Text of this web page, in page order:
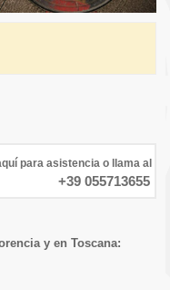
para asistencia o llama al
+39 055713655
y en Toscana: